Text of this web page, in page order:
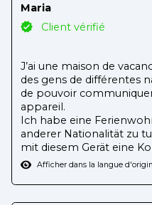
Maria
Client vérifié
J’ai une maison de
des gens de différentes
de pouvoir
appareil.
Ich habe eine
anderer Nationalität zu
mit diesem Gerät eine
Afficher dans la langue